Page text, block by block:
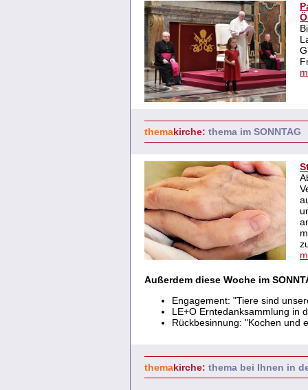
themakirche: thema im SONNTAG
Außerdem diese Woche im
Engagement: "Tiere sind
LE+O Erntedanksammlung in
Rückbesinnung: "Kochen und
themakirche: thema bei Ihnen in